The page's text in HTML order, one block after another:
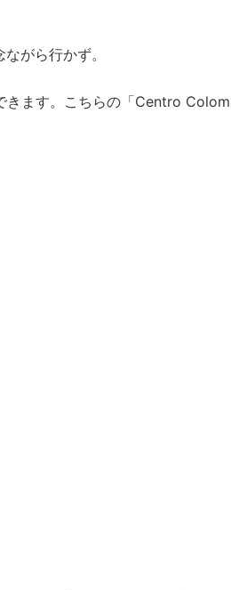
がら行かず。
きます。こちらの「Centro